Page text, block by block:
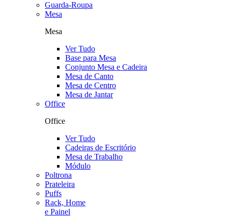
Guarda-Roupa
Mesa
Mesa
Ver Tudo
Base para Mesa
Conjunto Mesa e Cadeira
Mesa de Canto
Mesa de Centro
Mesa de Jantar
Office
Office
Ver Tudo
Cadeiras de Escritório
Mesa de Trabalho
Módulo
Poltrona
Prateleira
Puffs
Rack, Home
e Painel